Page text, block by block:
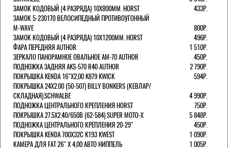
ЗАМОК КОДОВЫЙ (4 РАЗРЯДА) 10Х800ММ. HORST
433Р.
ЗАМОК 5-230170 ВЕЛОСИПЕДНЫЙ ПРОТИВОУГОННЫЙ
M-WAVE
800Р.
ЗАМОК КОДОВЫЙ (4 РАЗРЯДА) 10Х1200ММ. HORST
496Р.
ФАРА ПЕРЕДНЯЯ AUTHOR
1 510Р.
ЗЕРКАЛО ПАНОРАМНОЕ ОВАЛЬНОЕ AM-70 AUTHOR
450Р.
ПОДНОЖКА ЗАДНЯЯ AKS-570 R40 AUTHOR
2 790Р.
ПОКРЫШКА KENDA 16"Х2,00 K879 KWICK
594Р.
ПОКРЫШКА 24X2.00 (50-507) BILLY BONKERS (КЕВЛАР/
СКЛАДНАЯ).SCHWALBE
4 990Р.
ПОДНОЖКА ЦЕНТРАЛЬНОГО КРЕПЛЕНИЯ HORST
750Р.
ПОКРЫШКА 27.5X2.40/650B (62-584) SUPER MOTO-X
5 848Р.
ПОДНОЖКА ЦЕНТРАЛЬНОГО КРЕПЛЕНИЯ 20-29"
450Р.
ПОКРЫШКА KENDA 700Х32С K193 KWEST
1 090Р.
КАМЕРА ДЛЯ FAT 26" X 4,00 АВТО НИППЕЛЬ
1 005Р.